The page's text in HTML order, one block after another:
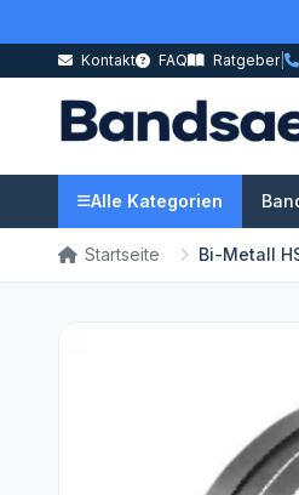
Kontakt FAQ Ratgeber|
Alle Kategorien
Startseite Bi-Metall